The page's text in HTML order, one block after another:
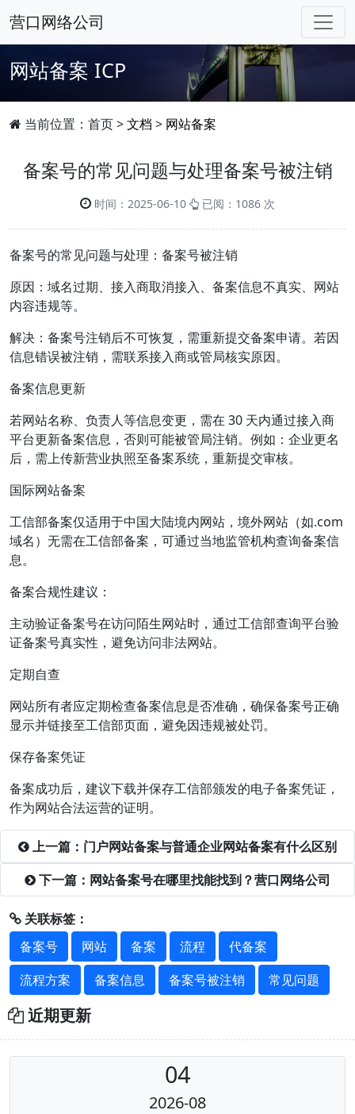
营口网络公司
网站备案 ICP
当前位置： 首页>文档 > 网站备案
备案号的常见问题与处理备案号被注销
时间：2025-06-10 已阅：1086 次
备案号的常见问题与处理：备案号被注销
原因：域名过期、接入商取消接入、备案信息不真实、网站
内容违规等。
解决：备案号注销后不可恢复，需重新提交备案申请。若因
信息错误被注销，需联系接入商或管局核实原因。
备案信息更新
若网站名称、负责人等信息变更，需在 30 天内通过接入商
平台更新备案信息，否则可能被管局注销。例如：企业更名
后，需上传新营业执照至备案系统，重新提交审核。
国际网站备案
工信部备案仅适用于中国大陆境内网站，境外网站（如.com
域名）无需在工信部备案，可通过当地监管机构查询备案信
息。
备案合规性建议：
主动验证备案号在访问陌生网站时，通过工信部查询平台验
证备案号真实性，避免访问非法网站。
定期自查
网站所有者应定期检查备案信息是否准确，确保备案号正确
显示并链接至工信部页面，避免因违规被处罚。
保存备案凭证
备案成功后，建议下载并保存工信部颁发的电子备案凭证，
作为网站合法运营的证明。
上一篇：门户网站备案与普通企业网站备案有什么区别
下一篇：网站备案号在哪里找能找到？营口网络公司
关联标签：
备案号
网站 备案 流程
代备案
流程方案
备案信息 备案号被注销 常见问题
近期更新
04
2026-08